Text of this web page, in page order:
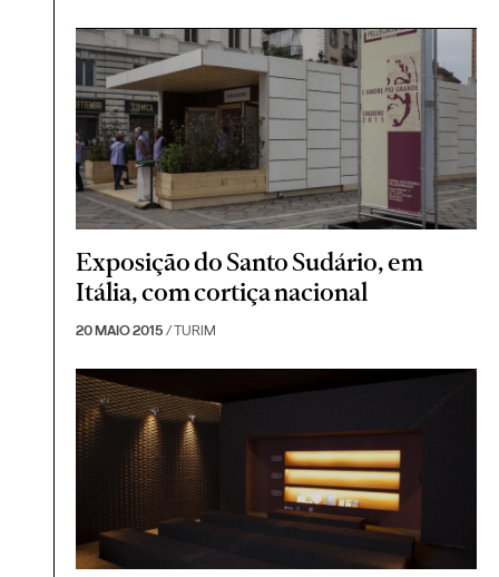
Exposição do Santo Sudário, em
Itália, com cortiça nacional
20 MAIO 2015 / TURIM